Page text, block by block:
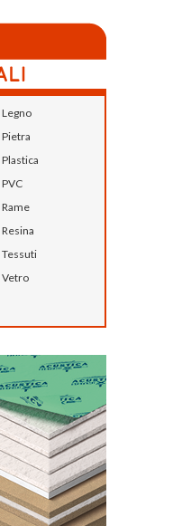
Legno
Pietra
Plastica
PVC
Rame
Resina
Tessuti
Vetro